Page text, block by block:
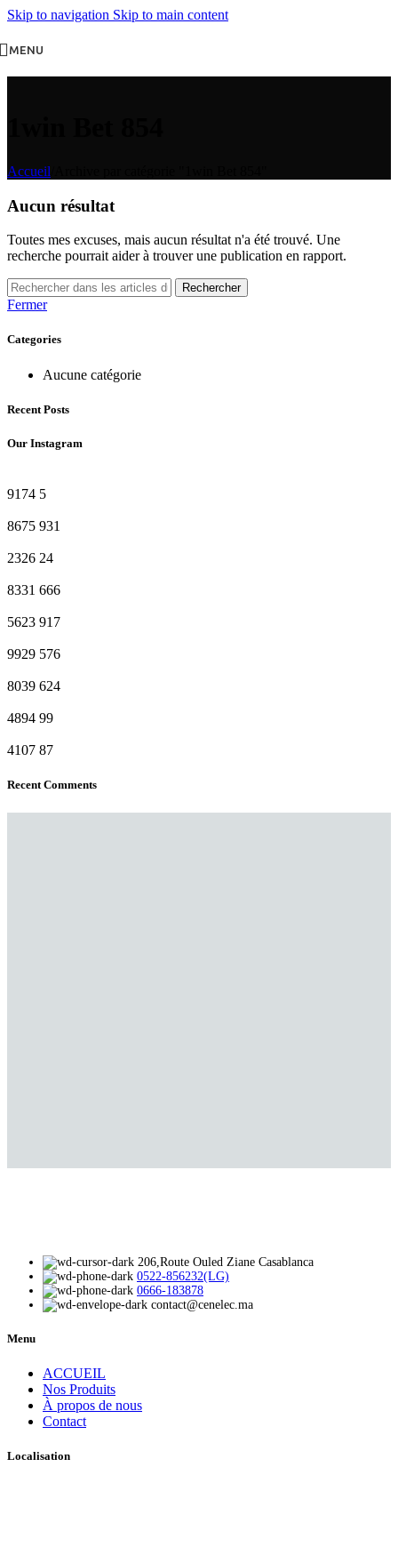
Skip to navigation Skip to main content
MENU
Accueil
Aucun résultat
Toutes mes excuses, mais aucun résultat n'a été trouvé. Une
recherche pourrait aider à trouver une publication en rapport.
Rechercher
Fermer
Categories
Aucune catégorie
Recent Posts
Our Instagram
9174 5
8675 931
2326 24
8331 666
5623 917
9929 576
8039 624
4894 99
4107 87
Recent Comments
206,Route Ouled Ziane Casablanca
0522-856232(LG)
0666-183878
contact@cenelec.ma
Menu
ACCUEIL
Nos Produits
À propos de nous
Contact
Localisation